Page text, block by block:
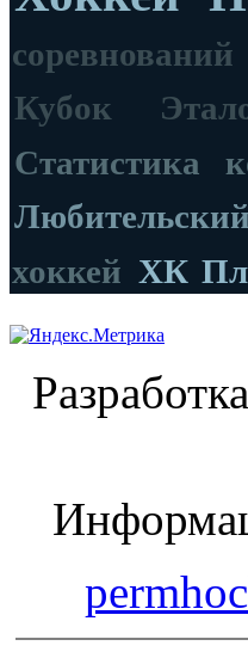
соревнований
Кубок
Статистика
хоккей ХК